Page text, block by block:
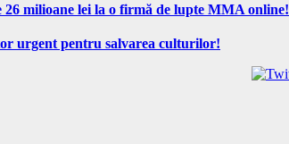
milioane lei la o firmă de lupte MMA online!
urgent pentru salvarea culturilor!